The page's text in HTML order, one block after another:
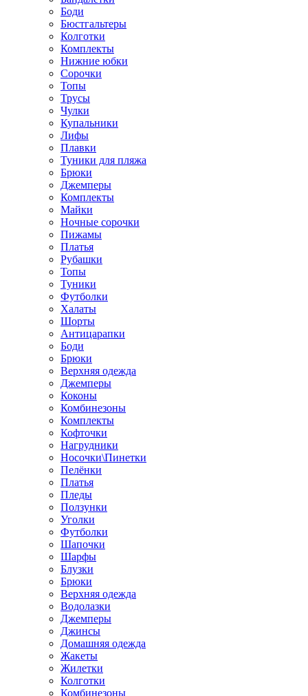
Боди
Бюстгальтеры
Колготки
Комплекты
Нижние юбки
Сорочки
Топы
Трусы
Чулки
Купальники
Лифы
Плавки
Туники для пляжа
Брюки
Джемперы
Комплекты
Майки
Ночные сорочки
Пижамы
Платья
Рубашки
Топы
Туники
Футболки
Халаты
Шорты
Антицарапки
Боди
Брюки
Верхняя одежда
Джемперы
Коконы
Комбинезоны
Комплекты
Кофточки
Нагрудники
Носочки\Пинетки
Пелёнки
Платья
Пледы
Ползунки
Уголки
Футболки
Шапочки
Шарфы
Блузки
Брюки
Верхняя одежда
Водолазки
Джемперы
Джинсы
Домашняя одежда
Жакеты
Жилетки
Колготки
Комбинезоны